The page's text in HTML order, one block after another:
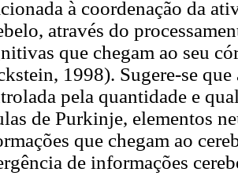
à coordenação da
através do
que chegam ao seu
1998). Sugere-se
pela quantidade e
de Purkinje, elementos
que chegam ao
de informações